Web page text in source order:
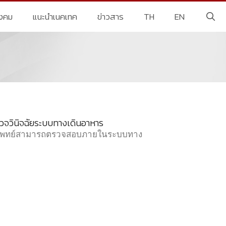
คม แนะนำเนคเทค ข่าวสาร TH EN
วินิจฉัยระบบทางเดินอาหาร
ย์สามารถตรวจสอบภายในระบบทาง